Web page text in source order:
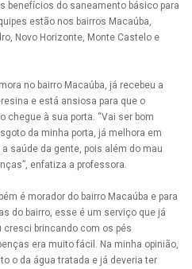
benefícios do saneamento básico para
estão nos bairros Macaúba,
Novo Horizonte, Monte Castelo e
no bairro Macaúba, já recebeu a
e está ansiosa para que o
chegue à sua porta. “Vai ser bom
da minha porta, já melhora em
saúde da gente, pois além do mau
enfatiza a professora.
é morador do bairro Macaúba e para
do bairro, esse é um serviço que já
cresci brincando com os pés
era muito fácil. Na minha opinião,
o da água tratada e já deveria ter